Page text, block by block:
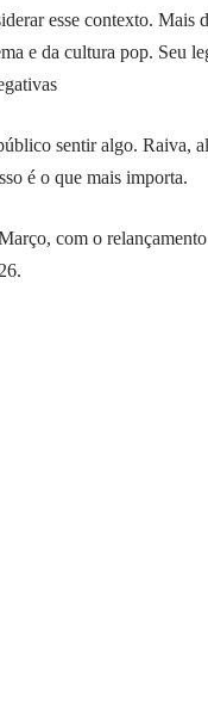
esse contexto. Mais
e da cultura pop. Seu
sentir algo. Raiva,
é o que mais importa.
com o